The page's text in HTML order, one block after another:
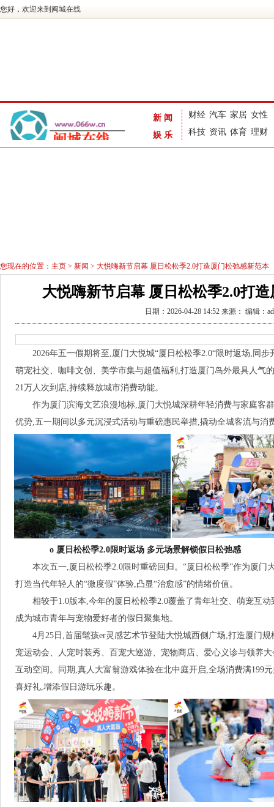
您好，欢迎来到闽城在线
新闻
娱乐
财经 汽车 家居 女性
科技 资讯 体育 理财
您现在的位置： 主页 > 新闻 > 大悦嗨新节启幕 厦日松松季2.0打造厦门松弛感新范本
大悦嗨新节启幕 厦日松松季2.0打
日期：2026-04-28 14:52 来源： 编辑：
2026年五一假期将至,厦门大悦城“厦日松松季2.0“限时返场,同
萌宠社交、咖啡文创、美学市集与超值福利,打造厦门岛外最具人气
21万人次到店,持续释放城市消费动能。
作为厦门滨海文艺浪漫地标,厦门大悦城深耕年轻消费与家庭客
优势,五一期间以多元沉浸式活动与重磅惠民举措,撬动全城客流与消
o 厦日松松季2.0限时返场 多元场景解锁假日松弛感
本次五一,厦日松松季2.0限时重磅回归。“厦日松松季”作为厦门
打造当代年轻人的“微度假”体验,凸显“治愈感”的情绪价值。
相较于1.0版本,今年的厦日松松季2.0覆盖了青年社交、萌宠互
成为城市青年与宠物爱好者的假日聚集地。
4月25日,首届髦孩er灵感艺术节登陆大悦城西侧广场,打造厦门
宠运动会、人宠时装秀、百宠大巡游、宠物商店、爱心义诊与领养
互动空间。同期,真人大富翁游戏体验在北中庭开启,全场消费满199
喜好礼,增添假日游玩乐趣。